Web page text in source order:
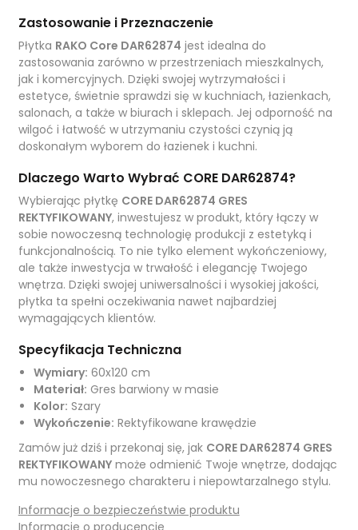
Zastosowanie i Przeznaczenie
Płytka RAKO Core DAR62874 jest idealna do
zastosowania zarówno w przestrzeniach mieszkalnych,
jak i komercyjnych. Dzięki swojej wytrzymałości i
estetyce, świetnie sprawdzi się w kuchniach, łazienkach,
salonach, a także w biurach i sklepach. Jej odporność na
wilgoć i łatwość w utrzymaniu czystości czynią ją
doskonałym wyborem do łazienek i kuchni.
Dlaczego Warto Wybrać CORE DAR62874?
Wybierając płytkę CORE DAR62874 GRES
REKTYFIKOWANY, inwestujesz w produkt, który łączy w
sobie nowoczesną technologię produkcji z estetyką i
funkcjonalnością. To nie tylko element wykończeniowy,
ale także inwestycja w trwałość i elegancję Twojego
wnętrza. Dzięki swojej uniwersalności i wysokiej jakości,
płytka ta spełni oczekiwania nawet najbardziej
wymagających klientów.
Specyfikacja Techniczna
Wymiary: 60x120 cm
Materiał: Gres barwiony w masie
Kolor: Szary
Wykończenie: Rektyfikowane krawędzie
Zamów już dziś i przekonaj się, jak CORE DAR62874 GRES
REKTYFIKOWANYmoże odmienić Twoje wnętrze, dodając
mu nowoczesnego charakteru i niepowtarzalnego stylu.
Informacje o bezpieczeństwie produktu
Informacje o producencie